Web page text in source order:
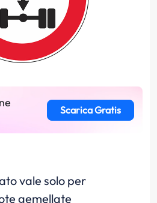
Scarica Gratis
vale solo per
gemellate